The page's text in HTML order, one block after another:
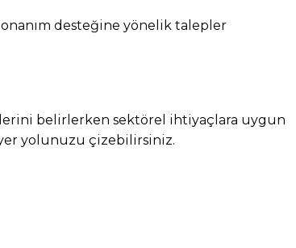
desteğine yönelik talepler
belirlerken sektörel ihtiyaçlara uygun
yolunuzu çizebilirsiniz.